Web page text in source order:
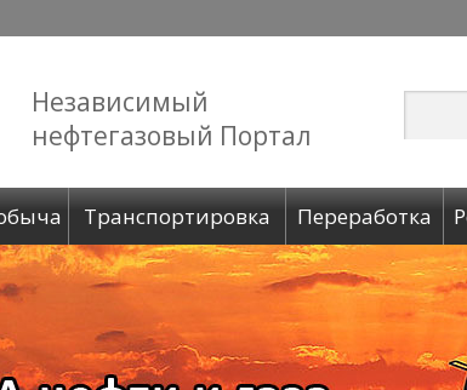
Независимый
нефтегазовый Портал
Транспортировка Переработка